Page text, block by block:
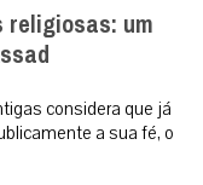
um
considera que já
a sua fé, o